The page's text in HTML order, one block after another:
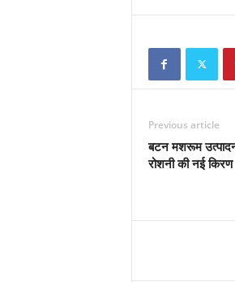
Previous article
बटन मशरूम
रोशनी की नई किरण